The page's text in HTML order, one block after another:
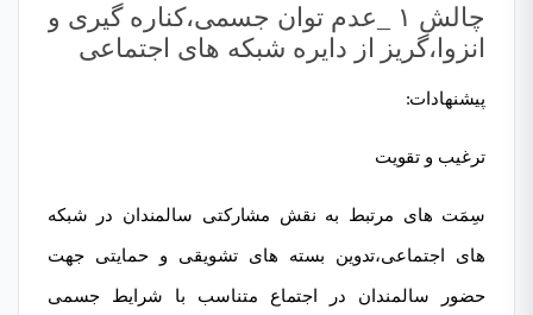
چالش ۱ _عدم توان جسمی،کناره گیری و
انزوا،گریز از دایره شبکه های اجتماعی
پیشنھادات:
ترغیب و تقویت
سِمَت های مرتبط به نقش مشارکتی سالمندان در شبکه
های اجتماعی،تدوین بسته های تشویقی و حمایتی جھت
حضور سالمندان در اجتماع متناسب با شرایط جسمی